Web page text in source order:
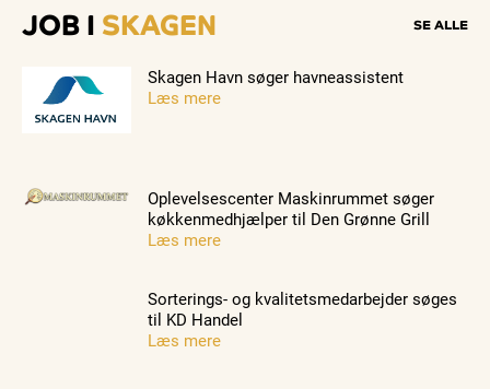
JOB I SKAGEN SE ALLE
Skagen Havn søger havneassistent
Læs mere
Oplevelsescenter Maskinrummet søger
køkkenmedhjælper til Den Grønne Grill
Læs mere
Sorterings- og kvalitetsmedarbejder søges
til KD Handel
Læs mere